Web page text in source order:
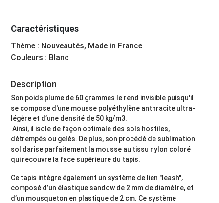
Caractéristiques
Thème : Nouveautés, Made in France
Couleurs : Blanc
Description
Son poids plume de 60 grammes le rend invisible puisqu'il
se compose d'une mousse polyéthylène anthracite ultra-
légère et d’une densité de 50 kg/m3.
Ainsi, il isole de façon optimale des sols hostiles,
détrempés ou gelés. De plus, son procédé de sublimation
solidarise parfaitement la mousse au tissu nylon coloré
qui recouvre la face supérieure du tapis.
Ce tapis intègre également un système de lien "leash",
composé d’un élastique sandow de 2 mm de diamètre, et
d’un mousqueton en plastique de 2 cm. Ce système